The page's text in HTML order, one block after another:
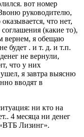
вот номер
руководителю,
что нет,
(какие то),
вернем, я обещаю
будет . и т. д. и т.п.
не вернули,
что у них
я завтра выясню
вводят в
ни кто на
4 месяца ни денег
Лизинг».